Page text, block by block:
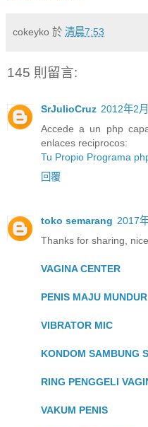
cokeyko 於 清晨7:53
145 則留言:
SrJulioCruz 2012年2
Accede a un php
enlaces reciprocos:
Tu Propio Programa
回覆
toko semarang 2017
Thanks for sharing,
VAGINA CENTER
PENIS MAJU MUNDUR
VIBRATOR MIC
KONDOM SAMBUNG
RING PENGGELI
VAKUM PENIS